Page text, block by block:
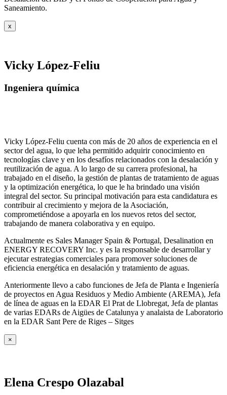
Saneamiento.
x
Vicky López-Feliu
Ingeniera química
Vicky López-Feliu cuenta con más de 20 años de experiencia en el
sector del agua, lo que leha permitido adquirir conocimiento en
tecnologías clave y en los desafíos relacionados con la desalación y
reutilización de agua. A lo largo de su carrera profesional, ha
trabajado en el diseño, la gestión de plantas de tratamiento de aguas
y la optimización energética, lo que le ha brindado una visión
integral del sector. Su principal motivación para esta candidatura es
contribuir al crecimiento y mejora de la Asociación,
comprometiéndose a apoyarla en los nuevos retos del sector,
trabajando de manera colaborativa y en equipo.
Actualmente es Sales Manager Spain & Portugal, Desalination en
ENERGY RECOVERY Inc. y es la responsable de desarrollar y
ejecutar estrategias comerciales para promover soluciones de
eficiencia energética en desalación y tratamiento de aguas.
Anteriormente llevo a cabo funciones de Jefa de Planta e Ingeniería
de proyectos en Agua Residuos y Medio Ambiente (AREMA), Jefa
de línea de aguas en la EDAR El Prat de Llobregat, Jefa de plantas
de varias EDARs de Aigües de Catalunya y analaista de Laboratorio
en la EDAR Sant Pere de Riges – Sitges
×
Elena Crespo Olazabal